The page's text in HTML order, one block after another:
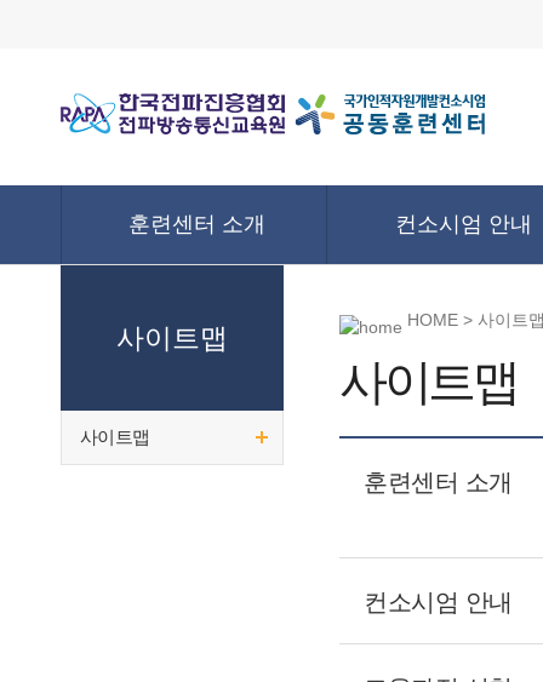
훈련센터 소개 컨소시엄 안내
사이트맵
사이트맵
HOME > 사이트
사이트맵
훈련센터 소개
컨소시엄 안내